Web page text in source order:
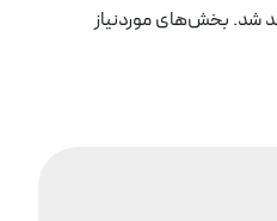
شد. بخش‌های موردنیاز